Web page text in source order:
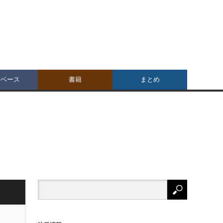
ース 書籍 まとめ